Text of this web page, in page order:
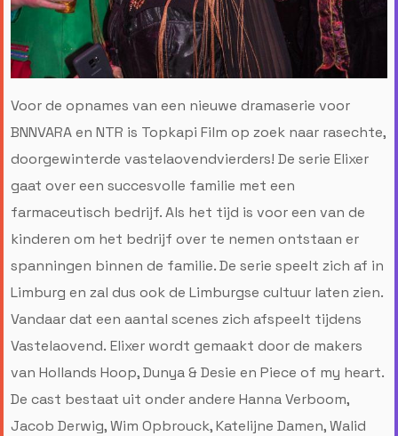
Voor de opnames van een nieuwe dramaserie voor
BNNVARA en NTR is Topkapi Film op zoek naar rasechte,
doorgewinterde vastelaovendvierders! De serie Elixer
gaat over een succesvolle familie met een
farmaceutisch bedrijf. Als het tijd is voor een van de
kinderen om het bedrijf over te nemen ontstaan er
spanningen binnen de familie. De serie speelt zich af in
Limburg en zal dus ook de Limburgse cultuur laten zien.
Vandaar dat een aantal scenes zich afspeelt tijdens
Vastelaovend. Elixer wordt gemaakt door de makers
van Hollands Hoop, Dunya & Desie en Piece of my heart.
De cast bestaat uit onder andere Hanna Verboom,
Jacob Derwig, Wim Opbrouck, Katelijne Damen, Walid